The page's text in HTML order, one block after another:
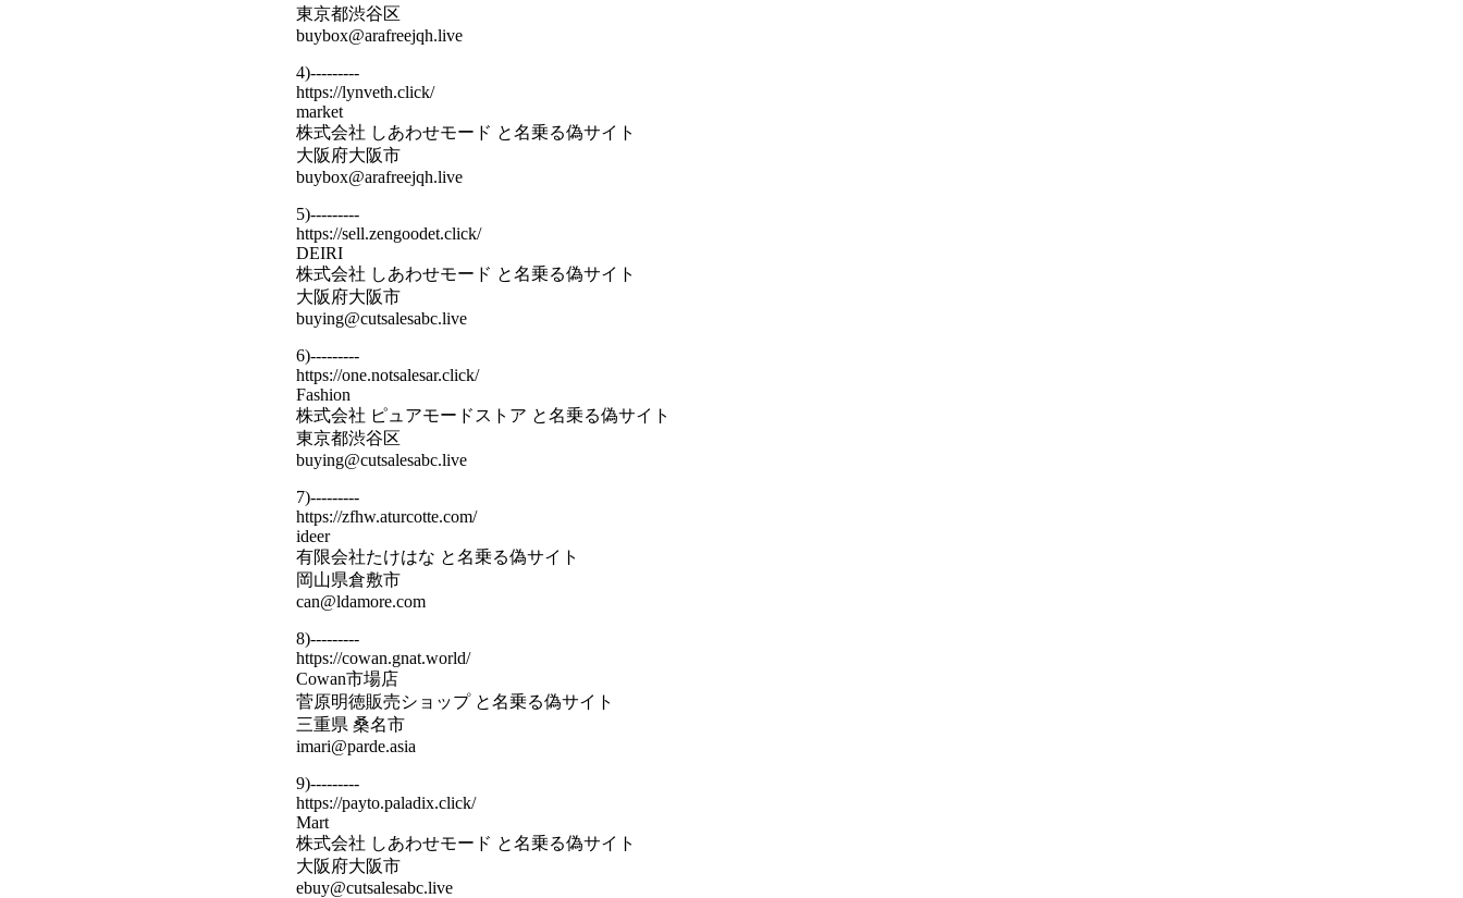
東京都渋谷区
buybox@arafreejqh.live
4)---------
https://lynveth.click/
market
株式会社 しあわせモード と名乗る偽サイト
大阪府大阪市
buybox@arafreejqh.live
5)---------
https://sell.zengoodet.click/
DEIRI
株式会社 しあわせモード と名乗る偽サイト
大阪府大阪市
buying@cutsalesabc.live
6)---------
https://one.notsalesar.click/
Fashion
株式会社 ピュアモードストア と名乗る偽サイト
東京都渋谷区
buying@cutsalesabc.live
7)---------
https://zfhw.aturcotte.com/
ideer
有限会社たけはな と名乗る偽サイト
岡山県倉敷市
can@ldamore.com
8)---------
https://cowan.gnat.world/
Cowan市場店
菅原明徳販売ショップ と名乗る偽サイト
三重県 桑名市
imari@parde.asia
9)---------
https://payto.paladix.click/
Mart
株式会社 しあわせモード と名乗る偽サイト
大阪府大阪市
ebuy@cutsalesabc.live